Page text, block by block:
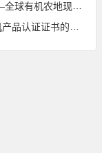
机食品（含饮料）市场
认证证书的公告